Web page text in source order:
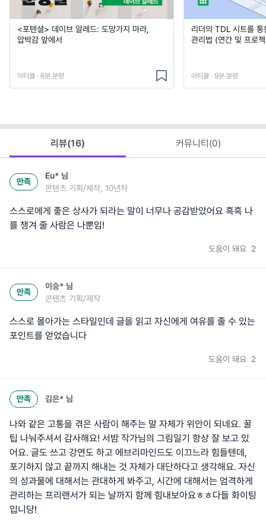
<포텐셜> 데이브 알레드: 도망가지 마라,
압박감 앞에서
아티클 · 6분 분량
리더의 TDL 시트를
관리법 (연간 및 프로
아티클 · 9분 분량
리뷰(16) 커뮤니티(0)
만족
Eu* 님
콘텐츠 기획/제작, 10년차
스스로에게 좋은 상사가 되라는 말이 너무나 공감받았어요 흑흑 나
를 챙겨 줄 사람은 나뿐임!
도움이 돼요 2
만족
이승* 님
콘텐츠 기획/제작
스스로 몰아가는 스타일인데 글을 읽고 자신에게 여유를 줄 수 있는
포인트를 얻었습니다
도움이 돼요 2
만족 김은* 님
나와 같은 고통을 겪은 사람이 해주는 말 자체가 위안이 되네요. 꿀
팁 나눠주셔서 감사해요! 서밤 작가님의 그림일기 항상 잘 보고 있
어요. 글도 쓰고 강연도 하고 에브리마인드도 이끄느라 힘들텐데,
포기하지 않고 끝까지 해내는 것 자체가 대단하다고 생각해요. 자신
의 성과물에 대해서는 관대하게 봐주고, 시간에 대해서는 엄격하게
관리하는 프리랜서가 되는 날까지 함께 힘내보아요ㅎㅎ다들 화이팅
입니당!